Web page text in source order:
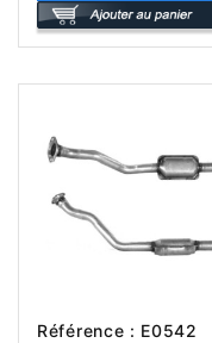
Référence : E0542